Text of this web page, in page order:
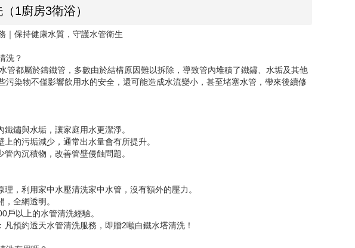
1廚房3衛浴）
｜保持健康水質，守護水管衛生
洗？
管都屬於鑄鐵管，多數由於結構原因難以拆除，導致管內堆積了鐵鏽、水垢及其他
污染物不僅影響飲用水的安全，還可能造成水流變小，甚至堵塞水管，帶來後續修
鏽與水垢，讓家庭用水更潔淨。
的污垢減少，通常出水量會有所提升。
內沉積物，改善管壁侵蝕問題。
理，利用家中水壓清洗家中水管，沒有額外的壓力。
全網透明。
戶以上的水管清洗經驗。
凡預約透天水管清洗服務，即贈2噸白鐵水塔清洗！